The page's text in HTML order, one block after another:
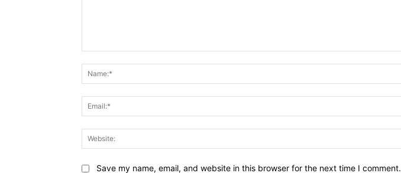
Save my name, email, and website in this browser for the next time I comment.